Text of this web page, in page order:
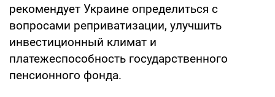
рекомендует Украине определиться с
вопросами реприватизации, улучшить
инвестиционный климат и
платежеспособность государственного
пенсионного фонда.